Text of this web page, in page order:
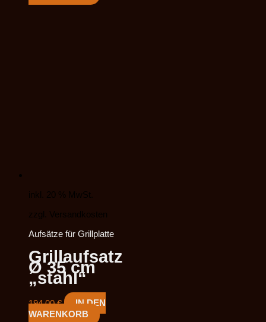
inkl. 20 % MwSt.
zzgl. Versandkosten
Aufsätze für Grillplatte
Grillaufsatz
Ø 35 cm
„stahl“
194,00€
IN DEN
WARENKORB